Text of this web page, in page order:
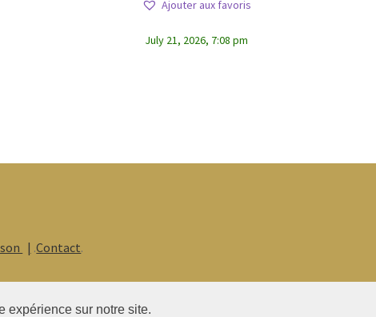
expérience sur notre site.
Ajouter aux favoris
July 21, 2026, 7:08 pm
.Contact.